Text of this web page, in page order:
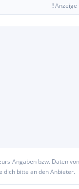
!Anzeige
Angaben bzw. Daten von
dich bitte an den Anbieter.